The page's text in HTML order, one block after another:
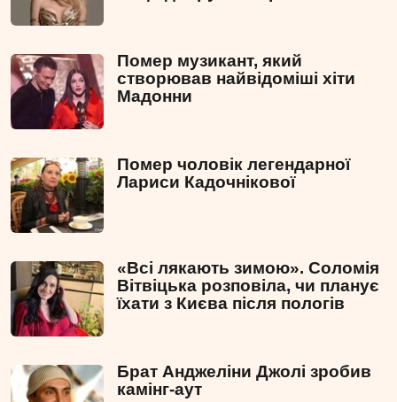
Помер музикант, який
створював найвідоміші хіти
Мадонни
Помер чоловік легендарної
Лариси Кадочнікової
«Всі лякають зимою». Соломія
Вітвіцька розповіла, чи планує
їхати з Києва після пологів
Брат Анджеліни Джолі зробив
камінг-аут